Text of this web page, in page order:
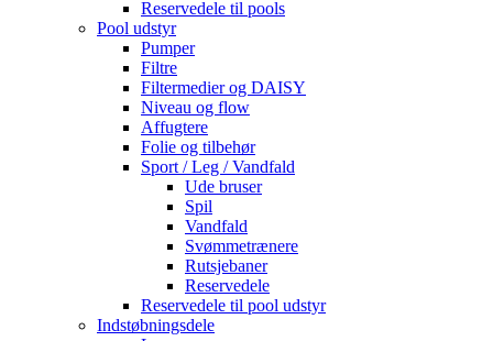
Reservedele til pools
Pool udstyr
Pumper
Filtre
Filtermedier og DAISY
Niveau og flow
Affugtere
Folie og tilbehør
Sport / Leg / Vandfald
Ude bruser
Spil
Vandfald
Svømmetrænere
Rutsjebaner
Reservedele
Reservedele til pool udstyr
Indstøbningsdele